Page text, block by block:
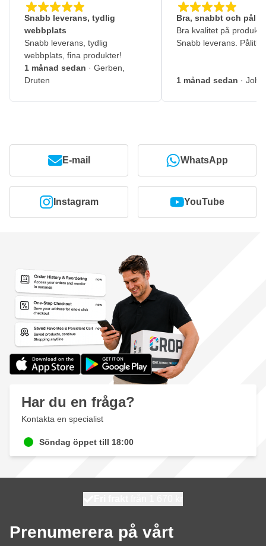
Snabb leverans, tydlig
webbplats
Snabb leverans, tydlig
webbplats, fina produkter!
1 månad sedan · Gerben,
Druten
Bra, snabbt och
Bra kvalitet på
Snabb leverans.
1 månad sedan ·
E-mail WhatsApp
Instagram YouTube
Har du en fråga?
Kontakta en specialist
Söndag öppet till 18:00
Prenumerera på vårt